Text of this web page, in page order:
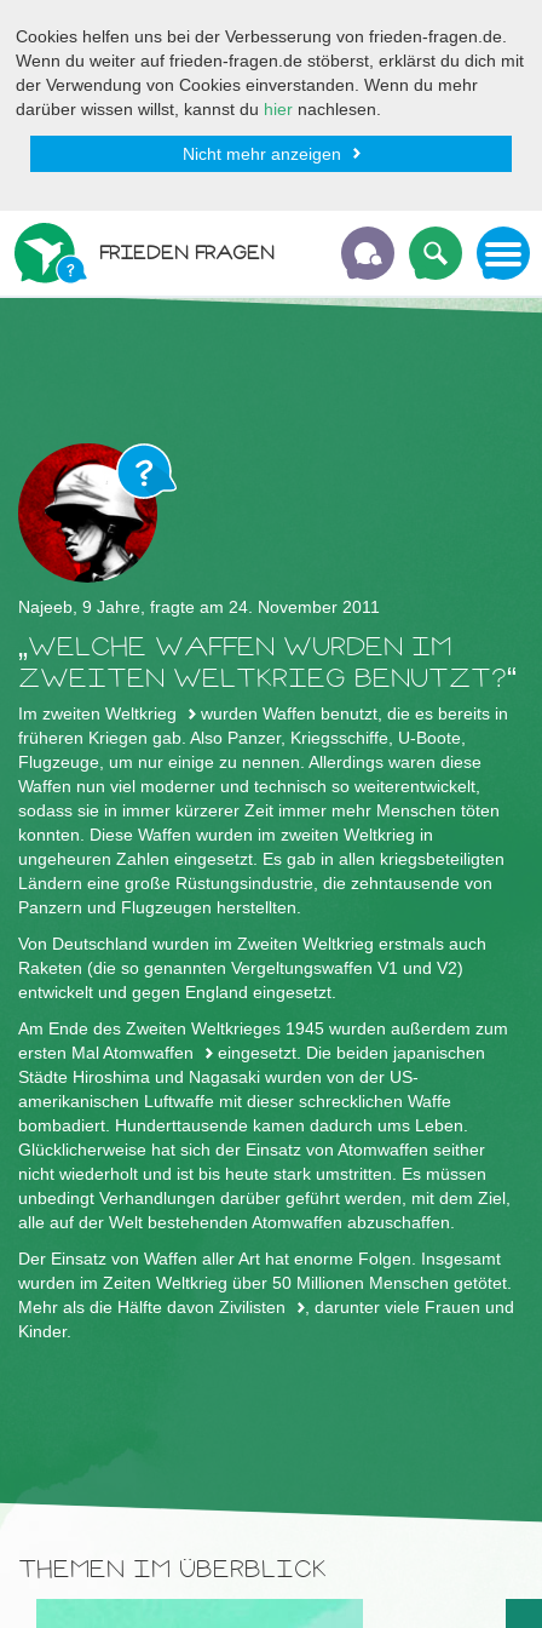
Cookies helfen uns bei der Verbesserung von frieden-fragen.de.
Wenn du weiter auf frieden-fragen.de stöberst, erklärst du dich mit
der Verwendung von Cookies einverstanden. Wenn du mehr
darüber wissen willst, kannst du hier nachlesen.
Nicht mehr anzeigen
FRIEDEN FRAGEN
Najeeb, 9 Jahre, fragte am 24. November 2011
WELCHE WAFFEN WURDEN IM
ZWEITEN WELTKRIEG BENUTZT?
Im zweiten Weltkrieg
wurden Waffen benutzt, die es bereits in
früheren Kriegen gab. Also Panzer, Kriegsschiffe, U-Boote,
Flugzeuge, um nur einige zu nennen. Allerdings waren diese
Waffen nun viel moderner und technisch so weiterentwickelt,
sodass sie in immer kürzerer Zeit immer mehr Menschen töten
konnten. Diese Waffen wurden im zweiten Weltkrieg in
ungeheuren Zahlen eingesetzt. Es gab in allen kriegsbeteiligten
Ländern eine große Rüstungsindustrie, die zehntausende von
Panzern und Flugzeugen herstellten.
Von Deutschland wurden im Zweiten Weltkrieg erstmals auch
Raketen (die so genannten Vergeltungswaffen V1 und V2)
entwickelt und gegen England eingesetzt.
Am Ende des Zweiten Weltkrieges 1945 wurden außerdem zum
ersten MalAtomwaffen
eingesetzt. Die beiden japanischen
Städte Hiroshima und Nagasaki wurden von der US-
amerikanischen Luftwaffe mit dieser schrecklichen Waffe
bombadiert. Hunderttausende kamen dadurch ums Leben.
Glücklicherweise hat sich der Einsatz von Atomwaffen seither
nicht wiederholt und ist bis heute stark umstritten. Es müssen
unbedingt Verhandlungen darüber geführt werden, mit dem Ziel,
alle auf der Welt bestehenden Atomwaffen abzuschaffen.
Der Einsatz von Waffen aller Art hat enorme Folgen. Insgesamt
wurden im Zeiten Weltkrieg über 50 Millionen Menschen getötet.
Mehr als die Hälfte davon Zivilisten
, darunter viele Frauen und
Kinder.
THEMEN IM ÜBERBLICK